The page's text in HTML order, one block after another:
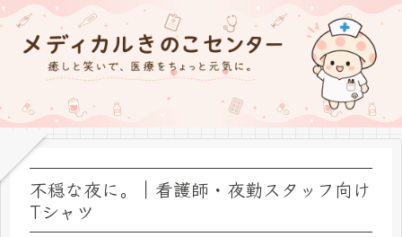
不穏な夜に。｜看護師・夜勤スタッフ向け
Tシャツ